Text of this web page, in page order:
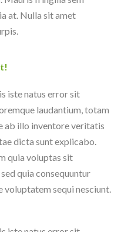
at. Nulla sit amet
iste natus error sit
laudantium, totam
ab illo inventore veritatis
dicta sunt explicabo.
quia voluptas sit
quia consequuntur
voluptatem sequi nesciunt.